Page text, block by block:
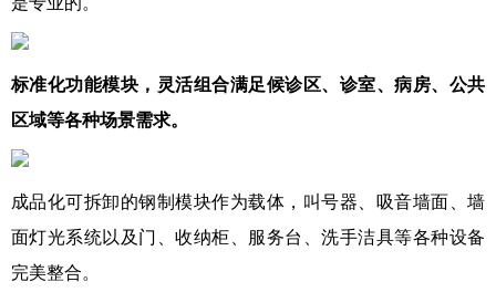
标准化功能模块，灵活组合满足候诊区、诊室、病房、公共
区域等各种场景需求。
成品化可拆卸的钢制模块作为载体，叫号器、吸音墙面、墙
面灯光系统以及门、收纳柜、服务台、洗手洁具等各种设备
完美整合。